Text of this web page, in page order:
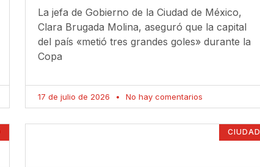
La jefa de Gobierno de la Ciudad de México,
Clara Brugada Molina, aseguró que la capital
del país «metió tres grandes goles» durante la
Copa
17 de julio de 2026 No hay comentarios
CIUDAD